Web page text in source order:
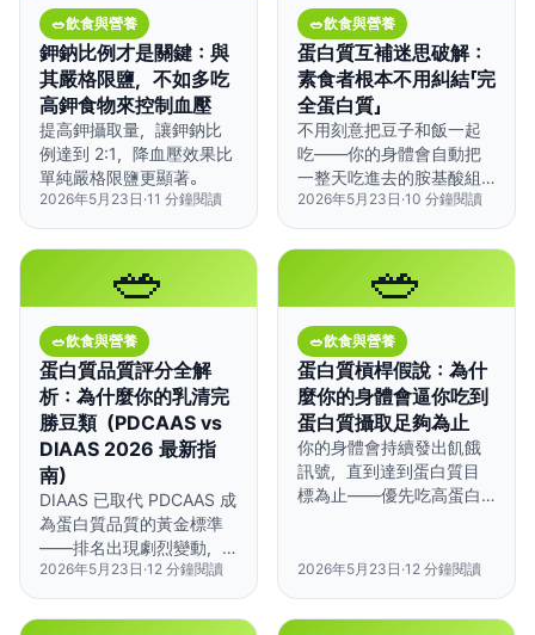
🥗飲食與營養
鉀鈉比例才是關鍵：與
其嚴格限鹽，不如多吃
高鉀食物來控制血壓
提高鉀攝取量，讓鉀鈉比
例達到 2:1，降血壓效果比
單純嚴格限鹽更顯著。
2026年5月23日 ·11 分鐘閱讀
🥗飲食與營養
蛋白質互補迷思破解：
素食者根本不用糾結「完
全蛋白質」
不用刻意把豆子和飯一起
吃——你的身體會自動把
一整天吃進去的胺基酸組
合起來。
2026年5月23日 ·10 分鐘閱讀
🥗
🥗飲食與營養
蛋白質品質評分全解
析：為什麼你的乳清完
勝豆類（PDCAAS vs
DIAAS 2026 最新指
南）
DIAAS 已取代 PDCAAS 成
為蛋白質品質的黃金標準
——排名出現劇烈變動，
動物性蛋白質的領先優勢
更加明顯。
2026年5月23日 ·12 分鐘閱讀
🥗
🥗飲食與營養
蛋白質槓桿假說：為什
麼你的身體會逼你吃到
蛋白質攝取足夠為止
你的身體會持續發出飢餓
訊號，直到達到蛋白質目
標為止——優先吃高蛋白
2026年5月23日 ·12 分鐘閱讀